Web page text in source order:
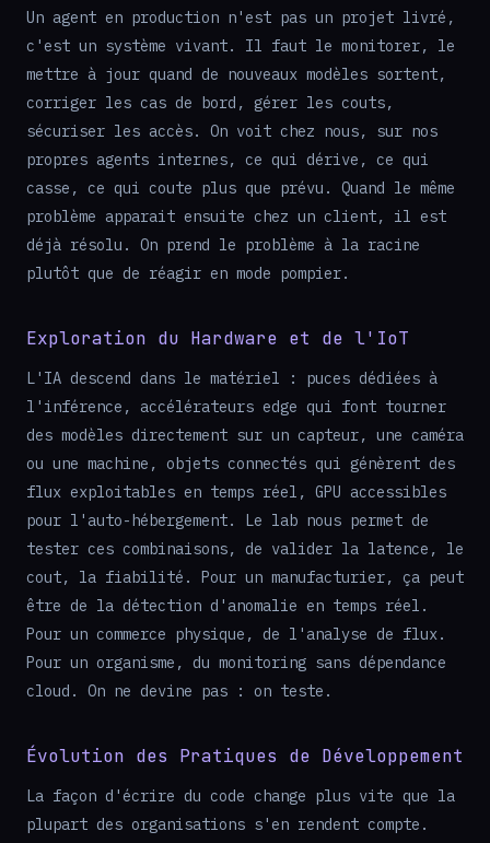
Un agent en production n'est pas un projet livré,
c'est un système vivant. Il faut le monitorer, le
mettre à jour quand de nouveaux modèles sortent,
corriger les cas de bord, gérer les couts,
sécuriser les accès. On voit chez nous, sur nos
propres agents internes, ce qui dérive, ce qui
casse, ce qui coute plus que prévu. Quand le même
problème apparait ensuite chez un client, il est
déjà résolu. On prend le problème à la racine
plutôt que de réagir en mode pompier.
Exploration du Hardware et de l'IoT
L'IA descend dans le matériel : puces dédiées à
l'inférence, accélérateurs edge qui font tourner
des modèles directement sur un capteur, une caméra
ou une machine, objets connectés qui génèrent des
flux exploitables en temps réel, GPU accessibles
pour l'auto-hébergement. Le lab nous permet de
tester ces combinaisons, de valider la latence, le
cout, la fiabilité. Pour un manufacturier, ça peut
être de la détection d'anomalie en temps réel.
Pour un commerce physique, de l'analyse de flux.
Pour un organisme, du monitoring sans dépendance
cloud. On ne devine pas : on teste.
Évolution des Pratiques de Développement
La façon d'écrire du code change plus vite que la
plupart des organisations s'en rendent compte.